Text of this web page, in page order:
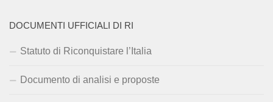
DOCUMENTI UFFICIALI DI RI
Statuto di Riconquistare l’Italia
Documento di analisi e proposte